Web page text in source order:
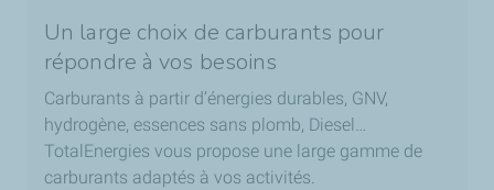
Un large choix de carburants pour
répondre à vos besoins
Carburants à partir d’énergies durables, GNV,
hydrogène, essences sans plomb, Diesel…
TotalEnergies vous propose une large gamme de
carburants adaptés à vos activités.